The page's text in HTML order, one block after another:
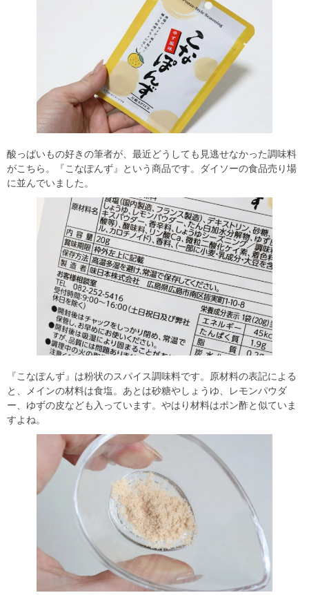
酸っぱいもの好きの筆者が、最近どうしても見逃せなかった調味料
がこちら。『こなぽんず』という商品です。ダイソーの食品売り場
に並んでいました。
『こなぽんず』は粉状のスパイス調味料です。原材料の表記による
と、メインの材料は食塩。あとは砂糖やしょうゆ、レモンパウダ
ー、ゆずの皮なども入っています。やはり材料はポン酢と似ていま
すよね。